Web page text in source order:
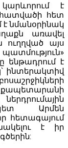
է
հատվածի հետ
է նմանօրինակ
առավել
ուղղված այս
ենթադրում է
ինտերակտիվ
Արմեն
հետագայում
է իր